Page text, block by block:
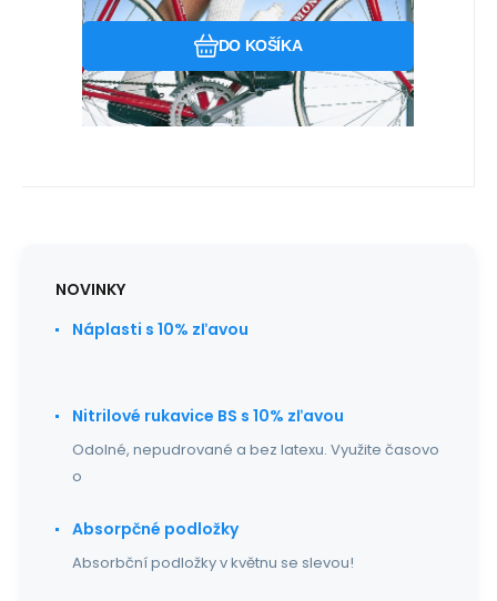
DO KOŠÍKA
NOVINKY
Náplasti s 10% zľavou
Nitrilové rukavice BS s 10% zľavou
Odolné, nepudrované a bez latexu. Využite časovo
o
Absorpčné podložky
Absorbční podložky v květnu se slevou!